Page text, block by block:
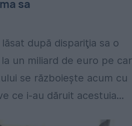
sa
după dispariţia sa o
un miliard de euro pe
se războieşte acum cu
ce i-au dăruit acestuia...